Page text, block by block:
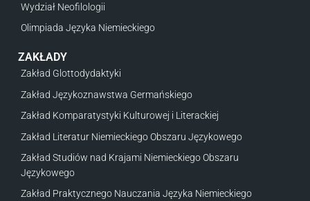
Wydział Neofilologii
Olimpiada Języka Niemieckiego
ZAKŁADY
Zakład Glottodydaktyki
Zakład Językoznawstwa Germańskiego
Zakład Komparatystyki Kulturowej i Literackiej
Zakład Literatur Niemieckiego Obszaru Językowego
Zakład Studiów nad Krajami Niemieckiego Obszaru
Językowego
Zakład Praktycznego Nauczania Języka Niemieckiego